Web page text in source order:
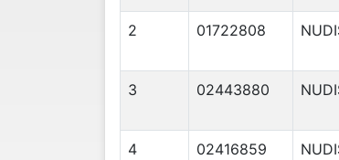
2 01722808
3 02443880
4 02416859